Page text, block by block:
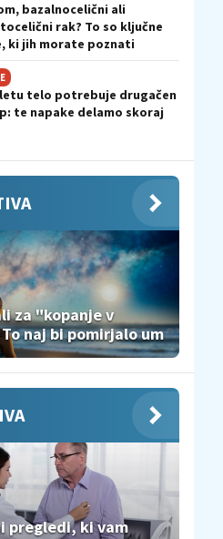
bazalnocelični ali
rak? To so ključne
ki jih morate poznati
letu telo potrebuje drugačen
te napake delamo skoraj
za "kopanje v
naj bi pomirjalo um
pregledi, ki vam